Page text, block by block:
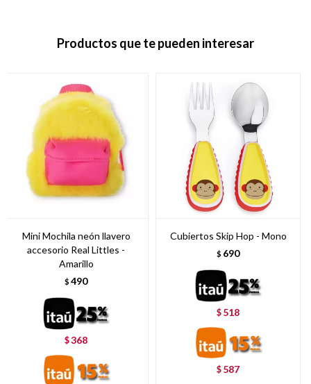
Productos que te pueden interesar
Mini Mochila neón llavero
accesorio Real Littles -
Amarillo
$ 490
$368
Cubiertos Skip Hop - Mono
$ 690
$ 518
$ 587